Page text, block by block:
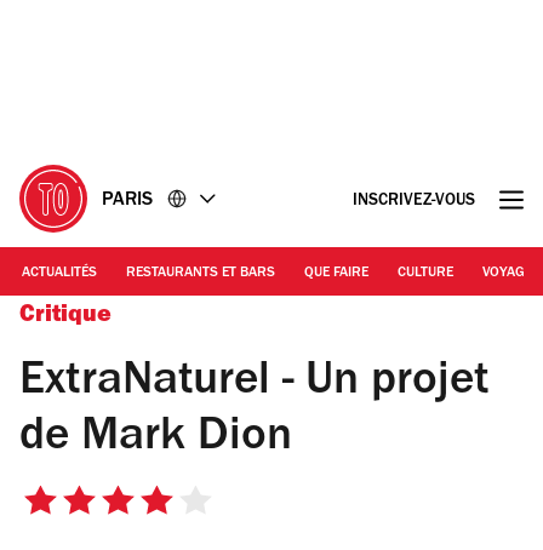
PARIS INSCRIVEZ-VOUS
ACTUALITÉS RESTAURANTS ET BARS QUE FAIRE CULTURE VOYAGE
Critique
ExtraNaturel - Un projet
de Mark Dion
4